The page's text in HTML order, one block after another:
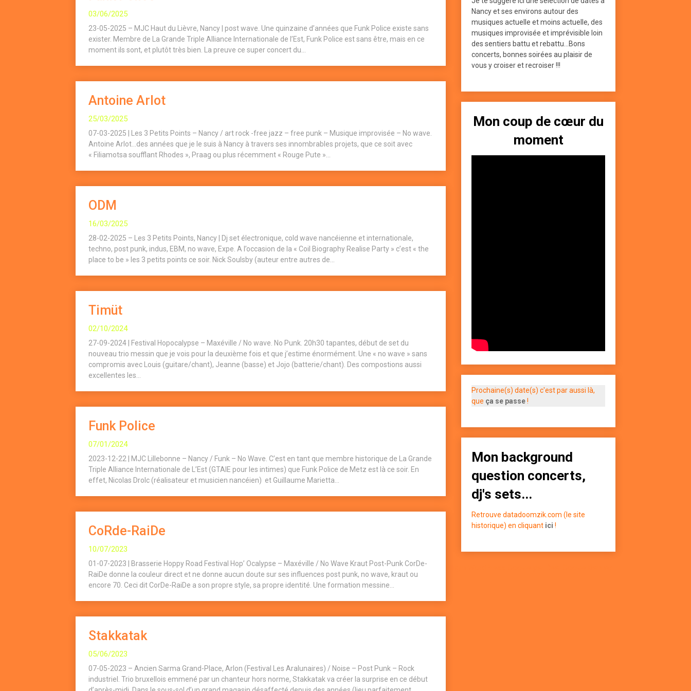
03/06/2025
23-05-2025 – MJC Haut du Lièvre, Nancy | post wave. Une quinzaine d’années que Funk Police existe sans
exister. Membre de La Grande Triple Alliance Internationale de l’Est, Funk Police est sans être, mais en ce
moment ils sont, et plutôt très bien. La preuve ce super concert du...
Antoine Arlot
25/03/2025
07-03-2025 | Les 3 Petits Points – Nancy / art rock -free jazz – free punk – Musique improvisée – No wave.
Antoine Arlot…des années que je le suis à Nancy à travers ses innombrables projets, que ce soit avec
« Filiamotsa soufflant Rhodes », Praag ou plus récemment « Rouge Pute »...
ODM
16/03/2025
28-02-2025 – Les 3 Petits Points, Nancy | Dj set électronique, cold wave nancéienne et internationale,
techno, post punk, indus, EBM, no wave, Expe. A l’occasion de la « Coil Biography Realise Party » c’est « the
place to be » les 3 petits points ce soir. Nick Soulsby (auteur entre autres de...
Timüt
02/10/2024
27-09-2024 | Festival Hopocalypse – Maxéville / No wave. No Punk. 20h30 tapantes, début de set du
nouveau trio messin que je vois pour la deuxième fois et que j’estime énormément. Une « no wave » sans
compromis avec Louis (guitare/chant), Jeanne (basse) et Jojo (batterie/chant). Des compostions aussi
excellentes les...
Funk Police
07/01/2024
2023-12-22 | MJC Lillebonne – Nancy / Funk – No Wave. C’est en tant que membre historique de La Grande
Triple Alliance Internationale de L’Est (GTAIE pour les intimes) que Funk Police de Metz est là ce soir. En
effet, Nicolas Drolc (réalisateur et musicien nancéien) et Guillaume Marietta...
CoRde-RaiDe
10/07/2023
01-07-2023 | Brasserie Hoppy Road Festival Hop’ Ocalypse – Maxéville / No Wave Kraut Post-Punk CorDe-
RaiDe donne la couleur direct et ne donne aucun doute sur ses influences post punk, no wave, kraut ou
encore 70. Ceci dit CorDe-RaiDe a son propre style, sa propre identité. Une formation messine...
Stakkatak
05/06/2023
07-05-2023 – Ancien Sarma Grand-Place, Arlon (Festival Les Aralunaires) / Noise – Post Punk – Rock
industriel. Trio bruxellois emmené par un chanteur hors norme, Stakkatak va créer la surprise en ce début
Nancy et ses environs autour des
musiques actuelle et moins actuelle, des
musiques improvisée et imprévisible loin
des sentiers battu et rebattu...Bons
concerts, bonnes soirées au plaisir de
vous y croiser et recroiser !!!
Mon coup de cœur du
moment
Prochaine(s) date(s) c'est par aussi là,
que ça se passe!
Mon background
question concerts,
dj's sets...
Retrouve datadoomzik.com (le site
historique) en cliquant ici !